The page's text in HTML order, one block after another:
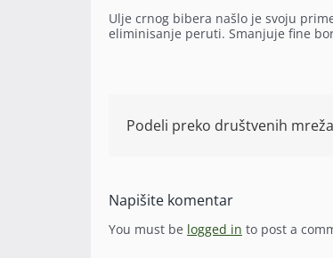
Ulje crnog bibera našlo je svoju
eliminisanje peruti. Smanjuje fine
Podeli preko društvenih
Napišite komentar
You must be logged in to post a